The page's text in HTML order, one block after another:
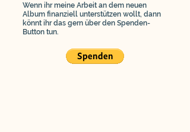
Wenn ihr meine Arbeit an dem neuen
Album finanziell unterstützen wollt, dann
könnt ihr das gern über den Spenden-
Button tun.